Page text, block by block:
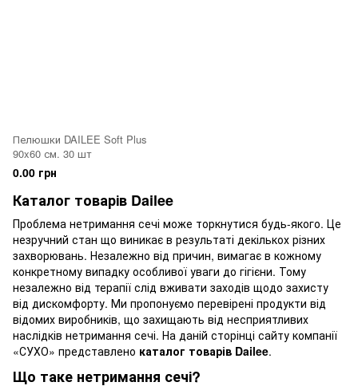
Пелюшки DAILEE Soft Plus
90x60 см. 30 шт
0.00 грн
Каталог товарів Dailee
Проблема нетримання сечі може торкнутися будь-якого. Це
незручний стан що виникає в результаті декількох різних
захворювань. Незалежно від причин, вимагає в кожному
конкретному випадку особливої уваги до гігієни. Тому
незалежно від терапії слід вживати заходів щодо захисту
від дискомфорту. Ми пропонуємо перевірені продукти від
відомих виробників, що захищають від несприятливих
наслідків нетримання сечі. На даній сторінці сайту компанії
«СУХО» представлено каталог товарів Dailee.
Що таке нетримання сечі?